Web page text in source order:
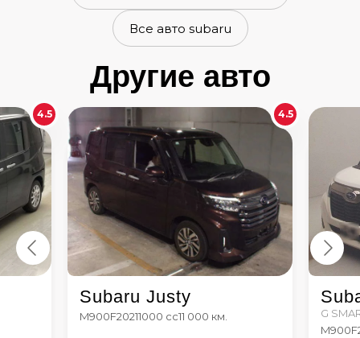
Все авто subaru
Другие авто
4.5
Subaru Justy
M900F20211000 сс11 000 км.
G
M900F
4.5